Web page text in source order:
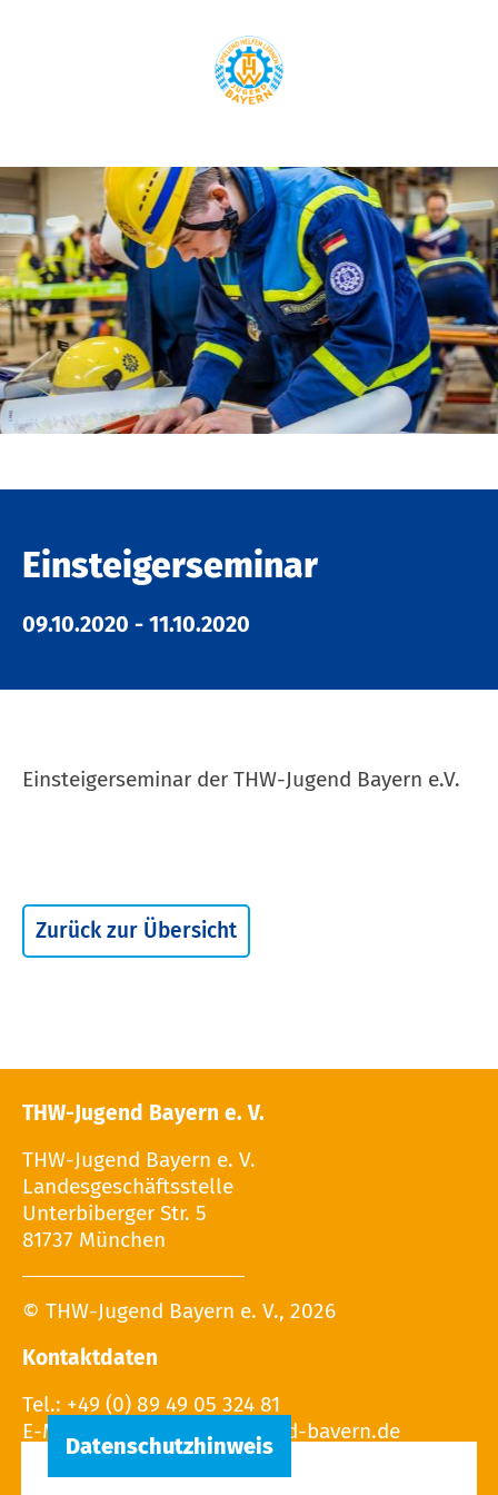
Einsteigerseminar
09.10.2020 - 11.10.2020
Einsteigerseminar der THW-Jugend Bayern e.V.
Zurück zur Übersicht
THW-Jugend Bayern e. V.
THW-Jugend Bayern e. V.
Landesgeschäftsstelle
Unterbiberger Str. 5
81737 München
© THW-Jugend Bayern e. V., 2026
Kontaktdaten
Tel.: +49 (0) 89 49 05 324 81
E-Mail: